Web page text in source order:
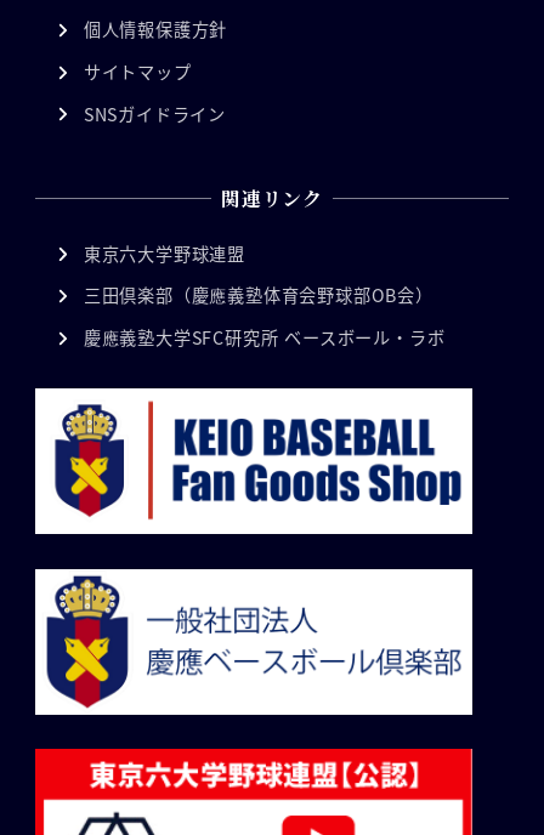
個人情報保護方針
サイトマップ
SNSガイドライン
関連リンク
東京六大学野球連盟
三田倶楽部（慶應義塾体育会野球部OB会）
慶應義塾大学SFC研究所 ベースボール・ラボ